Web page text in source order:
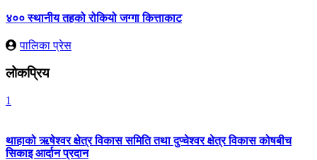
४०० स्थानीय तहको रोकियो जग्गा कित्ताकाट
पालिका प्रेस
लोकप्रिय
1
थाहाको ऋषेश्वर क्षेत्र विकास समिति तथा दुप्चेश्वर क्षेत्र विकास कोषबीच
सिकाइ आर्दान प्रदान